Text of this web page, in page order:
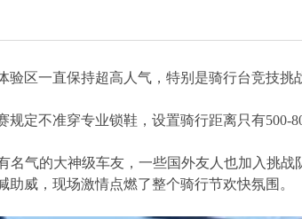
区一直保持超高人气，特别是骑行台竞技挑
定不准穿专业锁鞋，设置骑行距离只有500-
气的大神级车友，一些国外友人也加入挑
威，现场激情点燃了整个骑行节欢快氛围。